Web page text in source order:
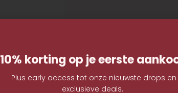
10% korting op je eerste
Plus early access tot onze nieuwste drops en
exclusieve deals.